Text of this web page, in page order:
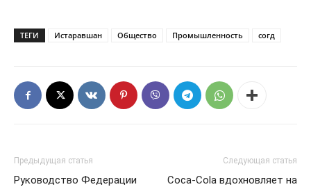
ТЕГИ Истаравшан Общество Промышленность согд
Предыдущая статья
Руководство Федерации
Следующая статья
Coca-Cola вдохновляет на